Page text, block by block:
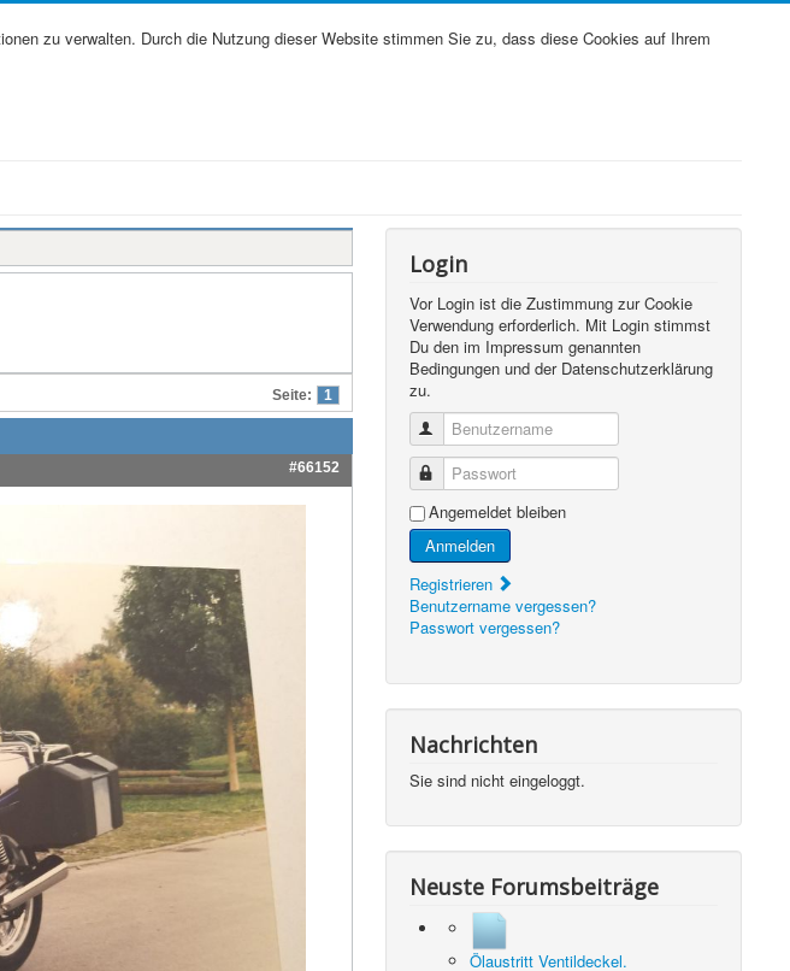
zu verwalten. Durch die Nutzung dieser Website stimmen Sie zu, dass diese Cookies auf Ihrem
Seite: 1
#66152
Login
Vor Login ist die Zustimmung zur Cookie
Verwendung erforderlich. Mit Login stimmst
Du den im Impressum genannten
Bedingungen und der Datenschutzerklärung
zu.
Benutzername
Passwort
Angemeldet bleiben
Anmelden
Registrieren
Benutzername vergessen?
Passwort vergessen?
Nachrichten
Sie sind nicht eingeloggt.
Neuste Forumsbeiträge
Ölaustritt Ventildeckel.